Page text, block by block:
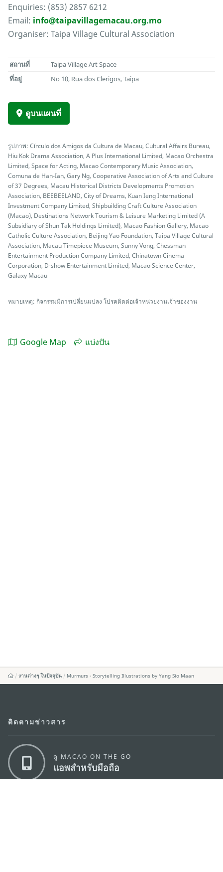
Enquiries: (853) 2857 6212
Email: info@taipavillagemacau.org.mo
Organiser: Taipa Village Cultural Association
สถานที่
Taipa Village Art Space
ที่อยู่
No 10, Rua dos Clerigos, Taipa
ดูบนแผนที่
รูปภาพ: Círculo dos Amigos da Cultura de Macau, Cultural Affairs Bureau,
Hiu Kok Drama Association, A Plus International Limited, Macao Orchestra
Limited, Space for Acting, Macao Contemporary Music Association,
Comuna de Han-Ian, Gary Ng, Cooperative Association of Arts and Culture
of 37 Degrees, Macau Historical Districts Developments Promotion
Association, BEEBEELAND, City of Dreams, Kuan Ieng International
Investment Company Limited, Shipbuilding Craft Culture Association
(Macao), Destinations Network Tourism & Leisure Marketing Limited (A
Subsidiary of Shun Tak Holdings Limited), Macao Fashion Gallery, Macao
Catholic Culture Association, Beijing Yao Foundation, Taipa Village Cultural
Association, Macau Timepiece Museum, Sunny Vong, Chessman
Entertainment Production Company Limited, Chinatown Cinema
Corporation, D-show Entertainment Limited, Macao Science Center,
Galaxy Macau
หมายเหตุ: กิจกรรมมีการเปลี่ยนแปลง โปรคติดต่อเจ้าหน่วยงานเจ้าของงาน
Google Map แบ่งปัน
งานต่างๆ ในปัจจุบัน Murmurs - Storytelling Illustrations by Yang Sio Maan
ติดตามข่าวสาร
ดู MACAO ON THE GO
แอพสำหรับมือถือ